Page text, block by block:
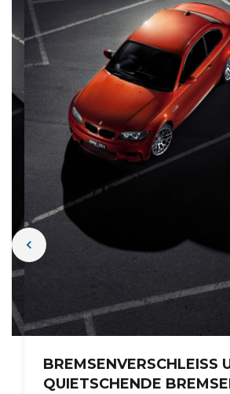
BREMSENVERSCHLEISS
UIETSCHENDE BREMSEN